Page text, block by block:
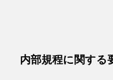
内部規程に関する